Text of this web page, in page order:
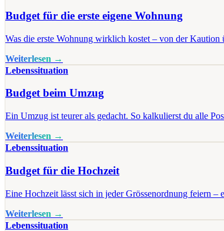
Budget für die erste eigene Wohnung
Was die erste Wohnung wirklich kostet – von der Kaution
Weiterlesen →
Lebenssituation
Budget beim Umzug
Ein Umzug ist teurer als gedacht. So kalkulierst du alle
Weiterlesen →
Lebenssituation
Budget für die Hochzeit
Eine Hochzeit lässt sich in jeder Grössenordnung feiern –
Weiterlesen →
Lebenssituation